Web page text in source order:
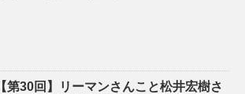
【第30回】リーマンさんこと松井宏樹さ